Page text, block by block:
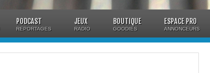
PODCAST
REPORTAGES
JEUX
RADIO
BOUTIQUE
GOODIES
ESPACE PRO
ANNONCEURS